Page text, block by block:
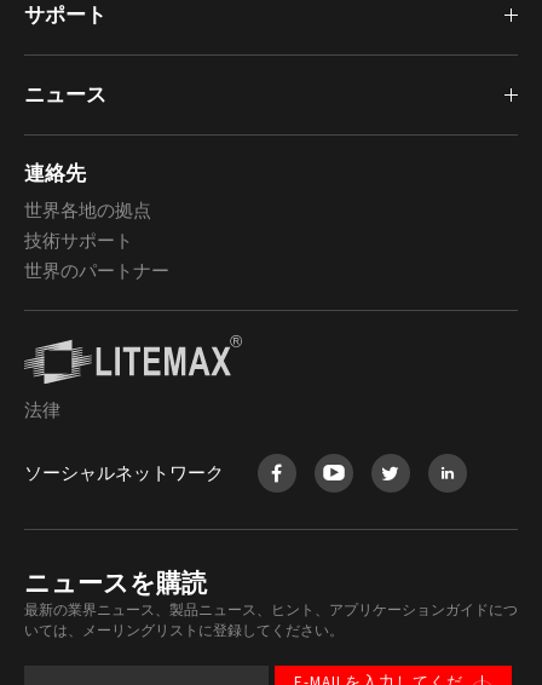
サポート
ニュース
連絡先
世界各地の拠点
技術サポート
世界のパートナー
法律
ソーシャルネットワーク
ニュースを購読
最新の業界ニュース、製品ニュース、ヒント、アプリケーションガイドにつ
いては、メーリングリストに登録してください。